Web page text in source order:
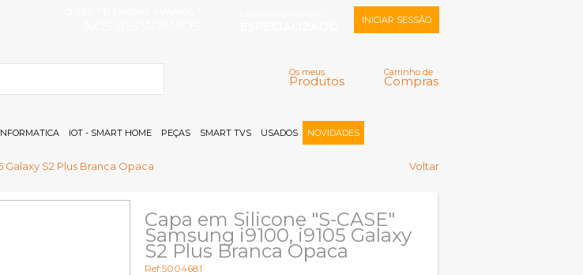
Carrinho de
Compras
Os meus
Produtos
INICIAR SESSÃO
Memorizar
Registar |
IOT - SMART HOME PEÇAS SMART TVS USADOS NOVIDADES
Galaxy S2 Plus Branca Opaca Voltar
Capa em Silicone "S-CASE"
Samsung i9100, i9105 Galaxy
S2 Plus Branca Opaca
Ref:5004681